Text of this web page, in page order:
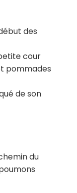
des
cour
pommades
de son
du